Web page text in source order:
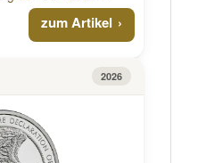
zum Artikel
2026